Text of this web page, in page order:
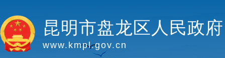
昆明市盘龙区人民政府
www.kmpl.gov.cn